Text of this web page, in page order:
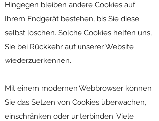
Hingegen bleiben andere Cookies auf
Ihrem Endgerät bestehen, bis Sie diese
selbst löschen. Solche Cookies helfen uns,
Sie bei Rückkehr auf unserer Website
wiederzuerkennen.
Mit einem modernen Webbrowser können
Sie das Setzen von Cookies überwachen,
einschränken oder unterbinden. Viele